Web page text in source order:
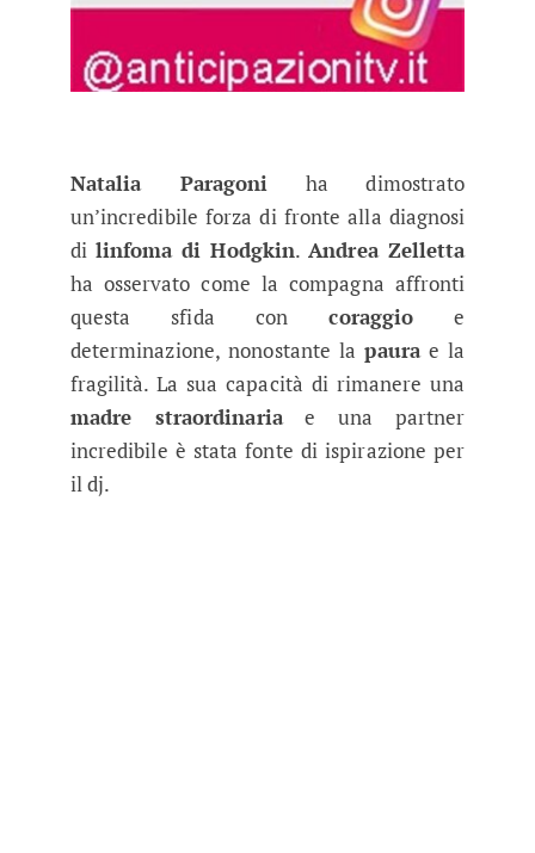
Natalia Paragoni ha dimostrato
un’incredibile forza di fronte alla diagnosi
di linfoma di Hodgkin.Andrea Zelletta
ha osservato come la compagna affronti
questa sfida concoraggio e
determinazione, nonostante lapaurae la
fragilità. La sua capacità di rimanere una
madre straordinariae una partner
incredibile è stata fonte di ispirazione per
il dj.